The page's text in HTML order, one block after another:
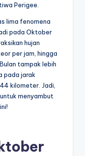
Perigee.
lima fenomena
pada Oktober
hujan
per jam, hingga
tampak lebih
pada jarak
kilometer. Jadi,
menyambut